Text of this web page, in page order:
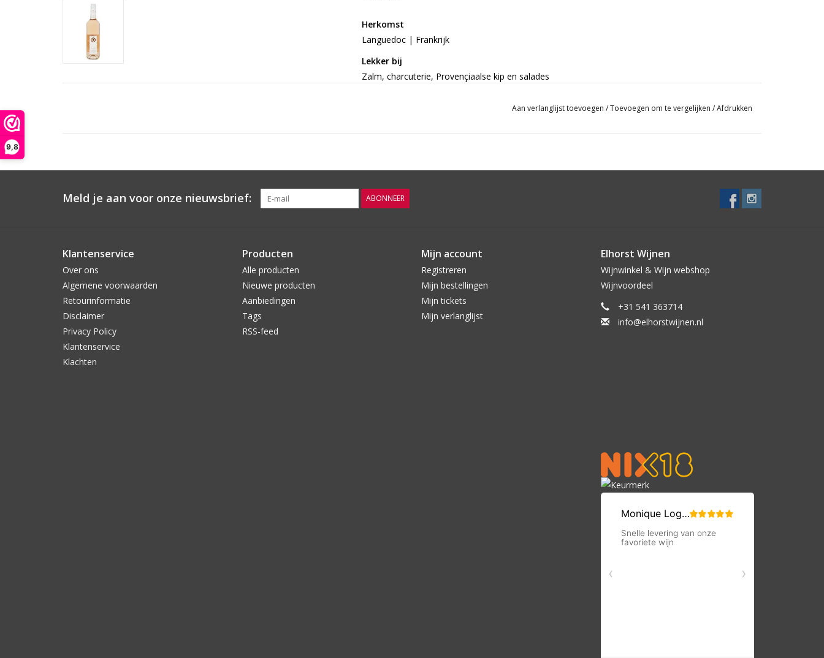
9,8
Herkomst
Languedoc | Frankrijk
Lekker bij
Zalm, charcuterie, Provençiaalse kip en salades
Aan verlanglijst toevoegen /Toevoegen om te vergelijken /Afdrukken
Meld je aan voor onze nieuwsbrief: ABONNEER
Klantenservice
Over ons
Algemene voorwaarden
Retourinformatie
Disclaimer
Privacy Policy
Klantenservice
Klachten
Producten
Alle producten
Nieuwe producten
Aanbiedingen
Tags
RSS-feed
Mijn account
Registreren
Mijn bestellingen
Mijn tickets
Mijn verlanglijst
Elhorst Wijnen
Wijnwinkel & Wijn webshop
Wijnvoordeel
+31 541 363714
info@elhorstwijnen.nl